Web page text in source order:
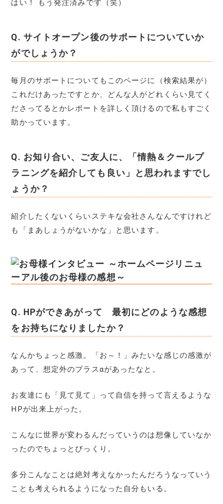
はい！ もう発注済みです（笑）
Q. サイトオープン後のサポートについていか
がでしょうか？
毎月のサポートについてもこのページに（検索結果が）
これだけあったですとか、どんな人がどれくらい見てく
ださってるとかレポートを詳しく頂けるので私もすごく
助かっています。
Q. お知り合い、ご友人に、「情熱＆クールプ
ラニングを紹介しても良い」と思われますでし
ょうか？
紹介したくないくらいステキな会社さんなんですけれど
も「まあしょうがないかな」と思います。
～ホームページリニュ
ーアル後のお母様の感想～
Q. HPができあがって 最初にどのような感想
をお持ちになりましたか？
なんかちょっと感激。「お～！」みたいな感じの感激が
あって、想定外のプラスαがあったなと。
お友達にも「見て見て」って自信を持って言えるような
HPが出来上がった。
こんなに世界が変わるんだっていうのは想像していなか
ったのでちょっとびっくり。
多分こんなことは絶対考えなかったんだろうなっていう
ことも考えられるようになった自分もいる。